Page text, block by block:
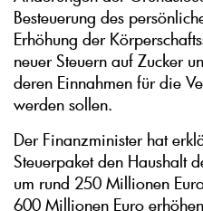
Besteuerung des
Erhöhung der
neuer Steuern auf Zucker
deren Einnahmen für die
werden sollen.
Der Finanzminister hat
Steuerpaket den Haushalt
um rund 250 Millionen
600 Millionen Euro